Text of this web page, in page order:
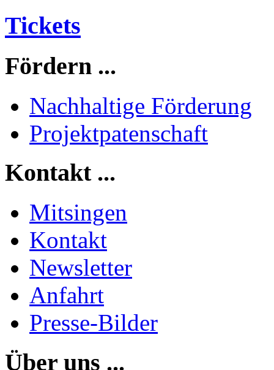
Tickets
Fördern ...
Nachhaltige Förderung
Projektpatenschaft
Kontakt...
Mitsingen
Kontakt
Newsletter
Anfahrt
Presse-Bilder
Über uns ...